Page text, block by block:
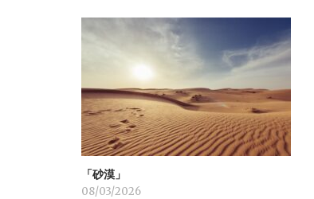
ゲ
ー
シ
ョ
ン
「砂漠」
08/03/2026